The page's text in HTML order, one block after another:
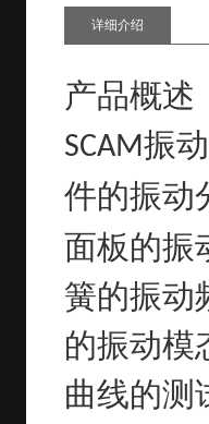
详细介绍
产品概述
SCAM振
件的振动
面板的振
簧的振动
的振动模
曲线的测